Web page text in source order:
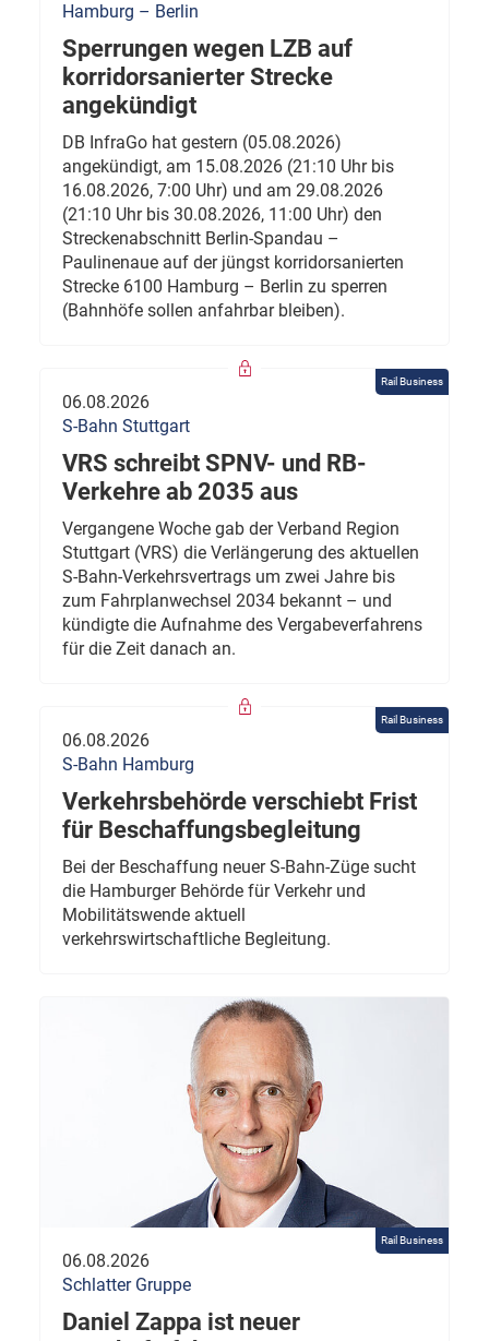
Hamburg – Berlin
Sperrungen wegen LZB auf
korridorsanierter Strecke
angekündigt
DB InfraGo hat gestern (05.08.2026)
angekündigt, am 15.08.2026 (21:10 Uhr bis
16.08.2026, 7:00 Uhr) und am 29.08.2026
(21:10 Uhr bis 30.08.2026, 11:00 Uhr) den
Streckenabschnitt Berlin-Spandau –
Paulinenaue auf der jüngst korridorsanierten
Strecke 6100 Hamburg – Berlin zu sperren
(Bahnhöfe sollen anfahrbar bleiben).
Rail Business
06.08.2026
S-Bahn Stuttgart
VRS schreibt SPNV- und RB-
Verkehre ab 2035 aus
Vergangene Woche gab der Verband Region
Stuttgart (VRS) die Verlängerung des aktuellen
S-Bahn-Verkehrsvertrags um zwei Jahre bis
zum Fahrplanwechsel 2034 bekannt – und
kündigte die Aufnahme des Vergabeverfahrens
für die Zeit danach an.
Rail Business
06.08.2026
S-Bahn Hamburg
Verkehrsbehörde verschiebt Frist
für Beschaffungsbegleitung
Bei der Beschaffung neuer S-Bahn-Züge sucht
die Hamburger Behörde für Verkehr und
Mobilitätswende aktuell
verkehrswirtschaftliche Begleitung.
Rail Business
06.08.2026
Schlatter Gruppe
Daniel Zappa ist neuer